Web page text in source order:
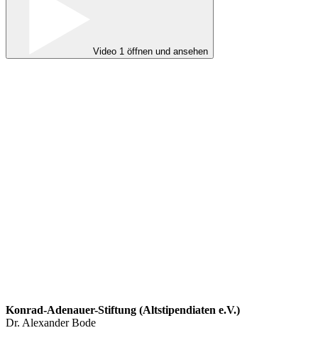
Video 1 öffnen und ansehen
Konrad-Adenauer-Stiftung (Altstipendiaten e.V.)
Dr. Alexander Bode